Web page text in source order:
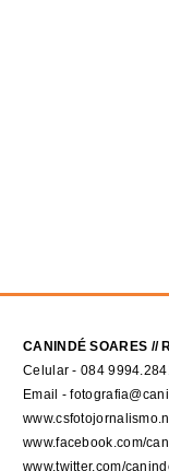
CANINDÉ SOARES //
Celular - 084
Email -
www.facebook.com/
www.twitter.com/